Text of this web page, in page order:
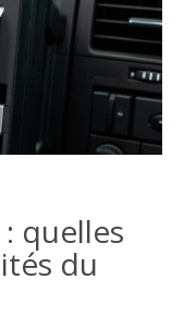
quelles
du